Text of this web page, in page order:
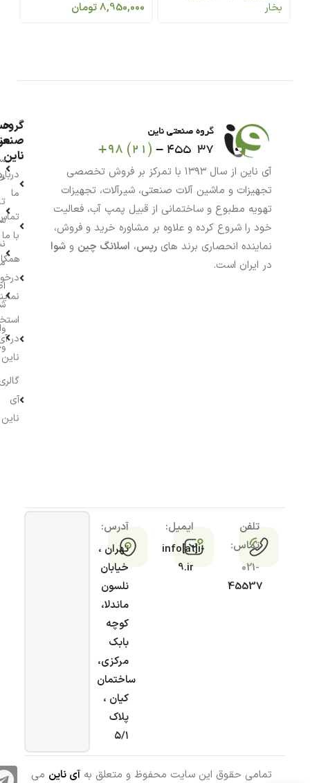
بخار
8,950,000تومان
آی ناین از سال ۱۳۹۳ با تمرکز بر فروش تخصصی
تجهیزات و ماشین آلات صنعتی، شیرآلات، تجهیزات
تهویه مطبوع و ساختمانی از قبیل پمپ آب، فعالیت
خود را شروع کرده و علاوه بر مشاوره خرید و فروش،
نماینده انحصاری برند های رپس، اسلانگ چین و شوا
در ایران است.
گروه
ناین
ما
با ما
در
ناین
آی
ناین
تلفن
تماس:
021-
45537
ایمیل:
info[at]i-
9.ir
آدرس:
تهران ،
خیابان
نلسون
ماندلا،
کوچه
بابک
مرکزی،
ساختمان
کیان ،
پلاک
۵/۱
تمامی حقوق این سایت محفوظ و متعلق به آی ناین می